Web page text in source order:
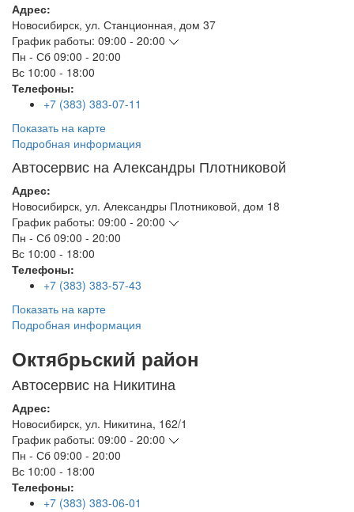
Адрес:
Новосибирск, ул. Станционная, дом 37
График работы: 09:00 - 20:00
Пн - Сб 09:00 - 20:00
Вс 10:00 - 18:00
Телефоны:
+7 (383) 383-07-11
Показать на карте
Подробная информация
Автосервис на Александры Плотниковой
Адрес:
Новосибирск, ул. Александры Плотниковой, дом 18
График работы: 09:00 - 20:00
Пн - Сб 09:00 - 20:00
Вс 10:00 - 18:00
Телефоны:
+7 (383) 383-57-43
Показать на карте
Подробная информация
Октябрьский район
Автосервис на Никитина
Адрес:
Новосибирск, ул. Никитина, 162/1
График работы: 09:00 - 20:00
Пн - Сб 09:00 - 20:00
Вс 10:00 - 18:00
Телефоны:
+7 (383) 383-06-01